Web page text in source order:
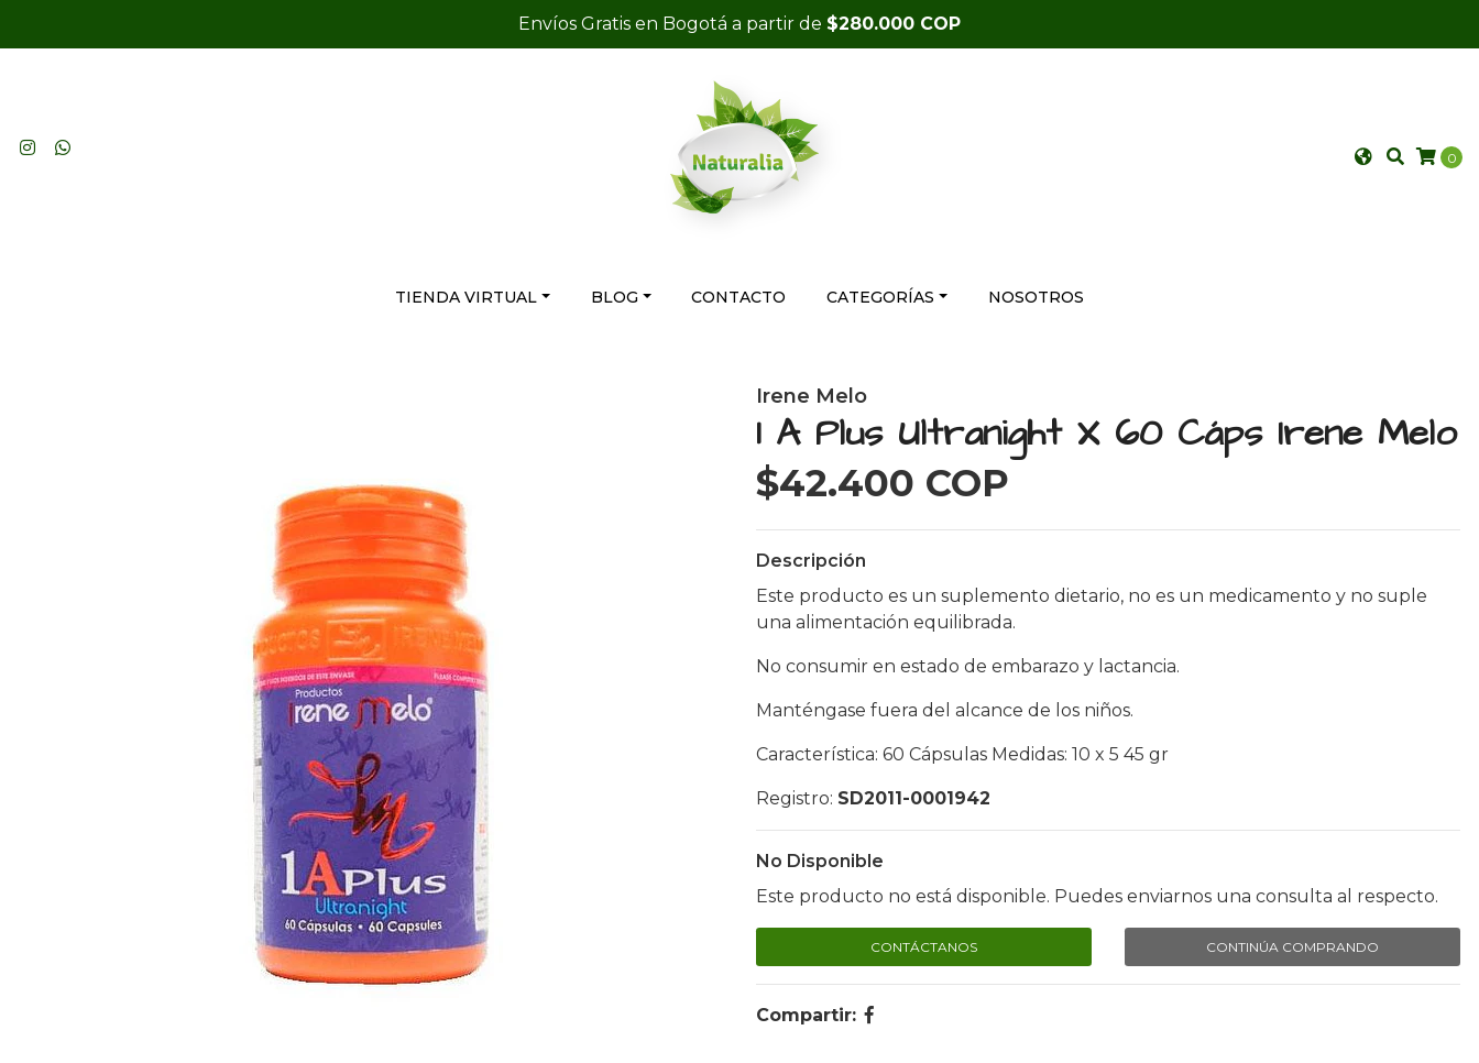
Envíos Gratis en Bogotá a partir de $280.000 COP
0
TIENDA VIRTUAL BLOG CONTACTO CATEGORÍAS NOSOTROS
Irene Melo
1 A Plus Ultranight X 60 Cáps Irene Melo
$42.400 COP
Descripción
Este producto es un suplemento dietario, no es un medicamento y no suple
una alimentación equilibrada.
No consumir en estado de embarazo y lactancia.
Manténgase fuera del alcance de los niños.
Característica: 60 Cápsulas Medidas: 10 x 5 45 gr
Registro: SD2011-0001942
No Disponible
Este producto no está disponible. Puedes enviarnos una consulta al respecto.
CONTÁCTANOS CONTINÚA COMPRANDO
Compartir: